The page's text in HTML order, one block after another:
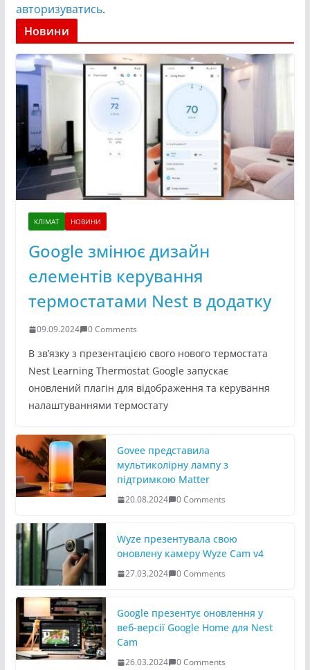
авторизуватись.
Новини
КЛІМАТ НОВИНИ
Google змінює дизайн
елементів керування
термостатами Nest в додатку
09.09.2024 0 Comments
В зв’язку з презентацією свого нового термостата
Nest Learning Thermostat Google запускає
оновлений плагін для відображення та керування
налаштуваннями термостату
Govee представила
мультиколірну лампу з
підтримкою Matter
20.08.2024 0 Comments
Wyze презентувала свою
оновлену камеру Wyze Cam v4
27.03.2024 0 Comments
Google презентує оновлення у
веб-версії Google Home для Nest
Cam
26.03.2024 0 Comments